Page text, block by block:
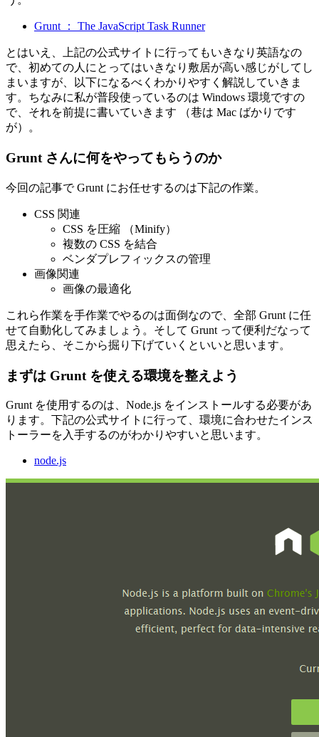
Grunt ： The JavaScript Task Runner
とはいえ、上記の公式サイトに行ってもいきなり英語なの
で、初めての人にとってはいきなり敷居が高い感じがしてし
まいますが、以下になるべくわかりやすく解説していきま
す。ちなみに私が普段使っているのは Windows 環境ですの
で、それを前提に書いていきます （巷は Mac ばかりです
が）。
Grunt さんに何をやってもらうのか
今回の記事で Grunt にお任せするのは下記の作業。
CSS 関連
CSS を圧縮 （Minify）
複数の CSS を結合
ベンダプレフィックスの管理
画像関連
画像の最適化
これら作業を手作業でやるのは面倒なので、全部 Grunt に任
せて自動化してみましょう。そして Grunt って便利だなって
思えたら、そこから掘り下げていくといいと思います。
まずは Grunt を使える環境を整えよう
Grunt を使用するのは、Node.js をインストールする必要があ
ります。下記の公式サイトに行って、環境に合わせたインス
トーラーを入手するのがわかりやすいと思います。
node.js